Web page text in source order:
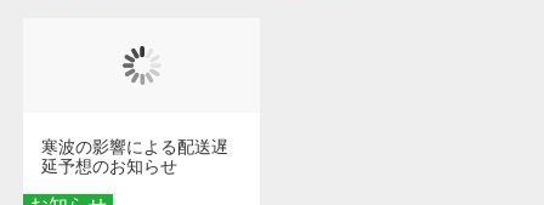
寒波の影響による配送遅
延予想のお知らせ